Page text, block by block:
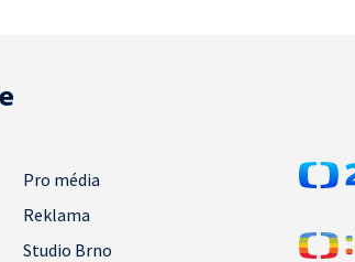
Pro média
Reklama
Studio Brno